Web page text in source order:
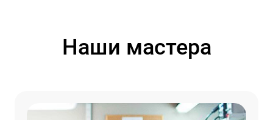
Наши мастера